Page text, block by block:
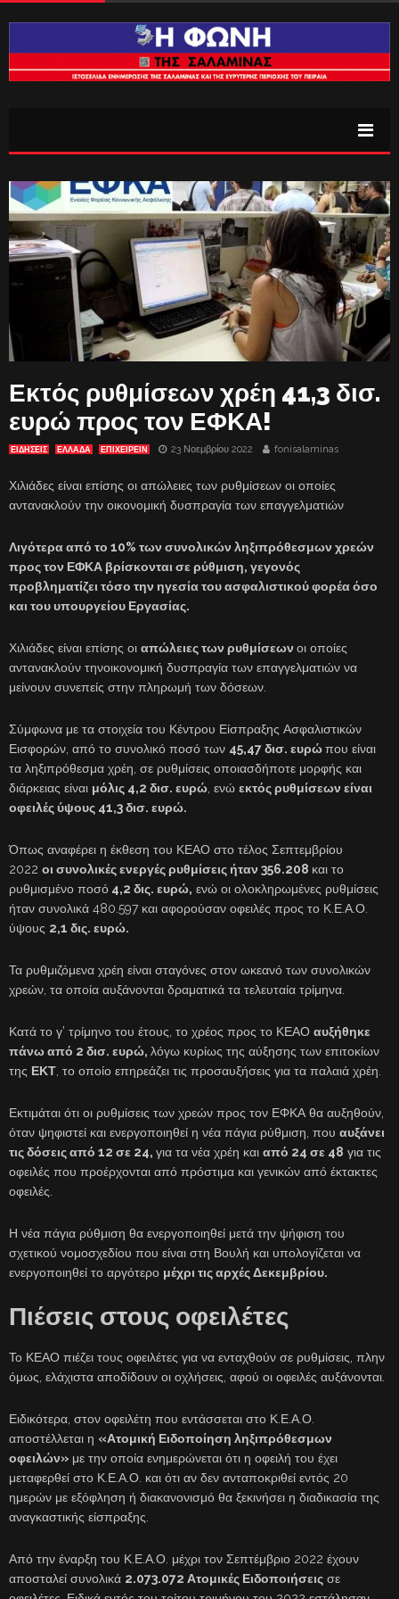
Εκτός ρυθμίσεων χρέη 41,3 δισ.
ευρώ προς τον ΕΦΚΑ!
ΕΙΔΗΣΕΙΣ ΕΛΛΑΔΑ ΕΠΙΧΕΙΡΕΙΝ 23 Νοεμβρίου 2022 fonisalaminas
Χιλιάδες είναι επίσης οι απώλειες των ρυθμίσεων οι οποίες
αντανακλούν την οικονομική δυσπραγία των επαγγελματιών
Λιγότερα από το 10% των συνολικών ληξιπρόθεσμων χρεών
προς τον ΕΦΚΑ βρίσκονται σε ρύθμιση, γεγονός
προβληματίζει τόσο την ηγεσία του ασφαλιστικού φορέα όσο
και του υπουργείου Εργασίας.
Χιλιάδες είναι επίσης οι απώλειες των ρυθμίσεων οι οποίες
αντανακλούν τηνοικονομική δυσπραγία των επαγγελματιών να
μείνουν συνεπείς στην πληρωμή των δόσεων.
Σύμφωνα με τα στοιχεία του Κέντρου Είσπραξης Ασφαλιστικών
Εισφορών, από το συνολικό ποσό των 45,47 δισ. ευρώπου είναι
τα ληξιπρόθεσμα χρέη, σε ρυθμίσεις οποιασδήποτε μορφής και
διάρκειας είναι μόλις 4,2 δισ. ευρώ, ενώ εκτός ρυθμίσεων είναι
οφειλές ύψους 41,3 δισ. ευρώ.
Όπως αναφέρει η έκθεση του ΚΕΑΟ στο τέλος Σεπτεμβρίου
2022 οι συνολικές ενεργές ρυθμίσεις ήταν 356.208 και το
ρυθμισμένο ποσό 4,2 δις. ευρώ, ενώ οι ολοκληρωμένες ρυθμίσεις
ήταν συνολικά 480.597 και αφορούσαν οφειλές προς το Κ.Ε.Α.Ο.
ύψους 2,1 δις. ευρώ.
Τα ρυθμιζόμενα χρέη είναι σταγόνες στον ωκεανό των συνολικών
χρεών, τα οποία αυξάνονται δραματικά τα τελευταία τρίμηνα.
Κατά το γ’ τρίμηνο του έτους, το χρέος προς το ΚΕΑΟ αυξήθηκε
πάνω από 2 δισ. ευρώ, λόγω κυρίως της αύξησης των επιτοκίων
της ΕΚΤ, το οποίο επηρεάζει τις προσαυξήσεις για τα παλαιά χρέη.
Εκτιμάται ότι οι ρυθμίσεις των χρεών προς τον ΕΦΚΑ θα αυξηθούν,
όταν ψηφιστεί και ενεργοποιηθεί η νέα πάγια ρύθμιση, που αυξάνει
τις δόσεις από 12 σε 24, για τα νέα χρέη και από 24 σε 48 για τις
οφειλές που προέρχονται από πρόστιμα και γενικών από έκτακτες
οφειλές.
Η νέα πάγια ρύθμιση θα ενεργοποιηθεί μετά την ψήφιση του
σχετικού νομοσχεδίου που είναι στη Βουλή και υπολογίζεται να
ενεργοποιηθεί το αργότερο μέχρι τις αρχές Δεκεμβρίου.
Πιέσεις στους οφειλέτες
Το ΚΕΑΟ πιέζει τους οφειλέτες για να ενταχθούν σε ρυθμίσεις, πλην
όμως, ελάχιστα αποδίδουν οι οχλήσεις, αφού οι οφειλές αυξάνονται.
Ειδικότερα, στον οφειλέτη που εντάσσεται στο Κ.Ε.Α.Ο.
αποστέλλεται η «Ατομική Ειδοποίηση ληξιπρόθεσμων
οφειλών» με την οποία ενημερώνεται ότι η οφειλή του έχει
μεταφερθεί στο Κ.Ε.Α.Ο. και ότι αν δεν ανταποκριθεί εντός 20
ημερών με εξόφληση ή διακανονισμό θα ξεκινήσει η διαδικασία της
αναγκαστικής είσπραξης.
Από την έναρξη του Κ.Ε.Α.Ο. μέχρι τον Σεπτέμβριο 2022 έχουν
αποσταλεί συνολικά 2.073.072 Ατομικές Ειδοποιήσεις σε